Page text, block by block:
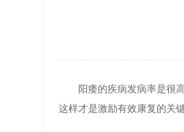
阳痿的疾病发病率是很
这样才是激励有效康复的关